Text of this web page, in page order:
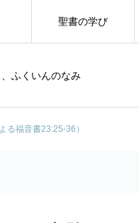
ふくいんのなみ
聖書の学び
る福音書23:25-36）